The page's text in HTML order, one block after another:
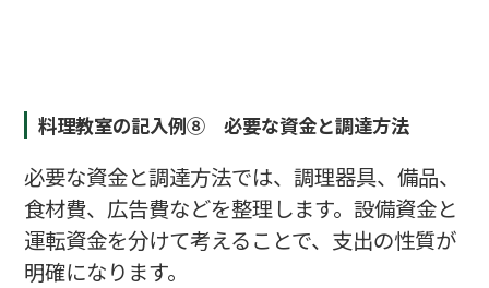
料理教室の記入例⑧ 必要な資金と調達方法
必要な資金と調達方法では、調理器具、備品、
食材費、広告費などを整理します。設備資金と
運転資金を分けて考えることで、支出の性質が
明確になります。